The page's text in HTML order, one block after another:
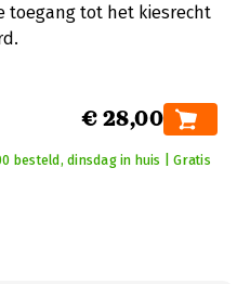
toegang tot het kiesrecht
€ 28,00
besteld, dinsdag in huis | Gratis